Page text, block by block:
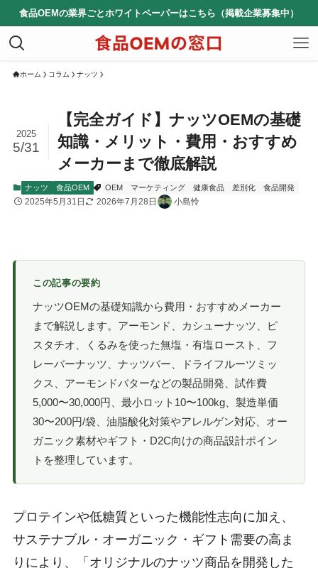
食品OEMの業界ごとホワイトペーパーはこちら（掲載企業募集中）
ホーム コラム ナッツ
【完全ガイド】ナッツOEMの基礎
知識・メリット・費用・おすすめ
メーカーまで徹底解説
2025
5/31
ナッツ 食品OEM OEM マーケティング 健康食品 差別化 食品開発
2025年5月31日 2026年7月28日 小島怜
この記事の要約
ナッツOEMの基礎知識から費用・おすすめメーカー
まで解説します。アーモンド、カシューナッツ、ピ
スタチオ、くるみを使った無塩・有塩ロースト、フ
レーバーナッツ、ナッツバー、ドライフルーツミッ
クス、アーモンドバターなどの製品開発、試作費
5,000〜30,000円、最小ロット10〜100kg、製造単価
30〜200円/袋、油脂酸化対策やアレルゲン対応、オー
ガニック素材やギフト・D2C向けの商品設計ポイン
トを整理しています。
プロテインや低糖質といった機能性志向に加え、
サステナブル・オーガニック・ギフト需要の高ま
りにより、「オリジナルのナッツ商品を開発した